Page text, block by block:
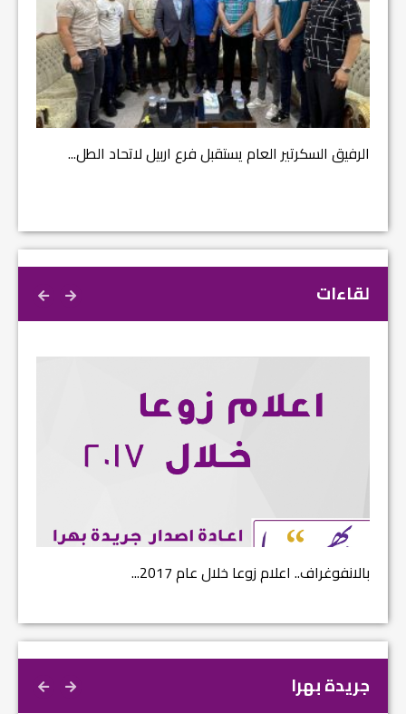
الرفيق السكرتير العام يستقبل فرع اربيل لاتحاد الطل...
لقاءات
بالانفوغراف.. اعلام زوعا خلال عام 2017...
جريدة بهرا